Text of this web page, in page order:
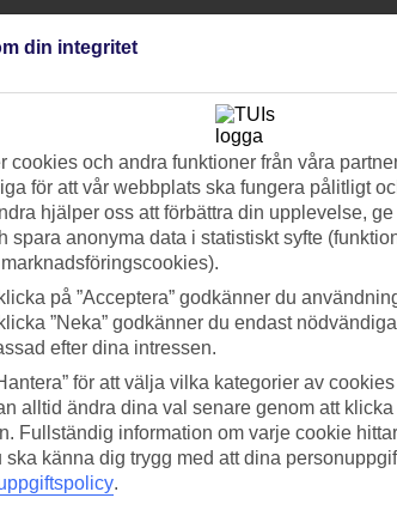
ner TUI-appen idag!
din integritet
cookies och andra funktioner från våra
för att vår webbplats ska fungera pålitligt
hjälper oss att förbättra din upplevelse,
spara anonyma data i statistiskt syfte
på ”Acceptera” godkänner du
”Neka” godkänner du endast
efter dina intressen.
för att välja vilka kategorier av
alltid ändra dina val senare genom att klicka
Fullständig information om varje cookie
ska känna dig trygg med att dina
.